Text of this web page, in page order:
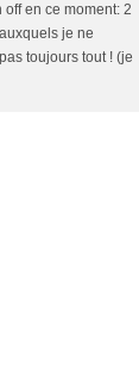
en ce moment: 2
je ne
toujours tout ! (je